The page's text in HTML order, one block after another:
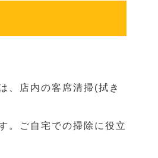
、店内の客席清掃(拭き
。ご自宅での掃除に役立